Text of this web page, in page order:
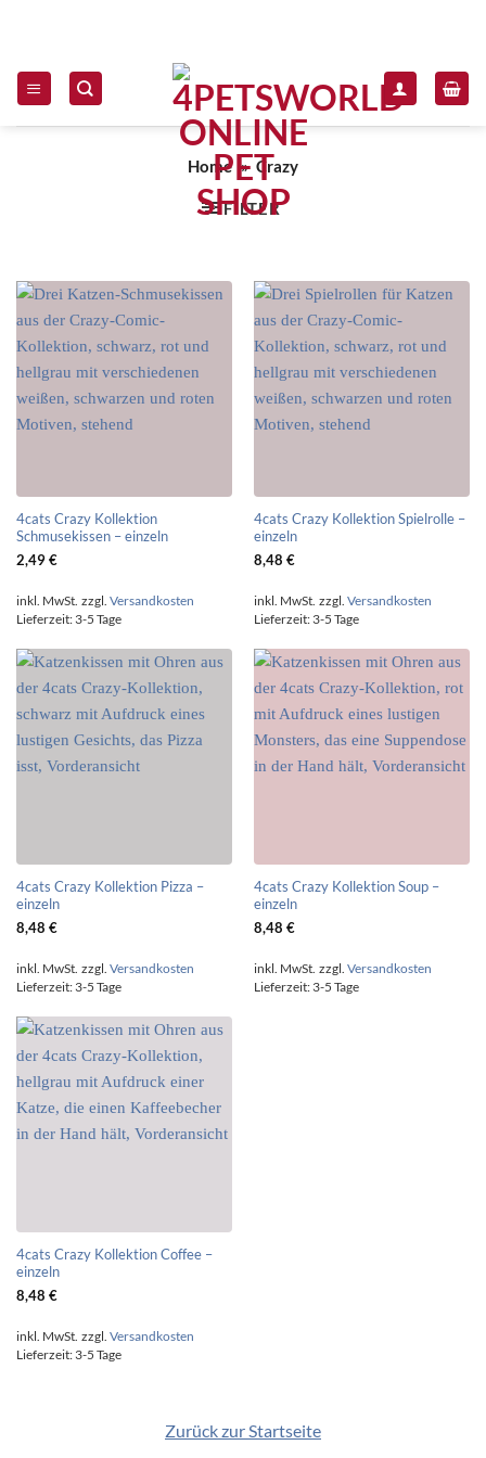
Home » Crazy
FILTER
4cats Crazy Kollektion
Schmusekissen – einzeln
2,49€
inkl. MwSt. zzgl. Versandkosten
Lieferzeit: 3-5 Tage
4cats Crazy Kollektion Spielrolle –
einzeln
8,48 €
inkl. MwSt. zzgl. Versandkosten
Lieferzeit: 3-5 Tage
4cats Crazy Kollektion Pizza –
einzeln
8,48 €
inkl. MwSt. zzgl. Versandkosten
Lieferzeit: 3-5 Tage
4cats Crazy Kollektion Soup –
einzeln
8,48 €
inkl. MwSt. zzgl. Versandkosten
Lieferzeit: 3-5 Tage
4cats Crazy Kollektion Coffee –
einzeln
8,48 €
inkl. MwSt. zzgl. Versandkosten
Lieferzeit: 3-5 Tage
Zurück zur Startseite